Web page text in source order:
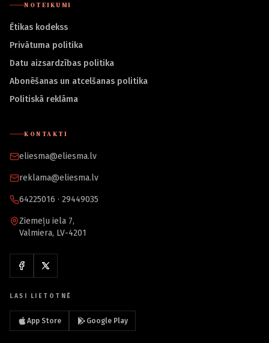
NOTEIKUMI
Ētikas kodekss
Privātuma politika
Datu aizsardzības politika
Abonēšanas un atcelšanas politika
Politiskā reklāma
KONTAKTI
eliesma@eliesma.lv
reklama@eliesma.lv
64225016 · 29449035
Ziemeļu iela 7,
Valmiera, LV-4201
LASI LIETOTNĒ
App Store Google Play